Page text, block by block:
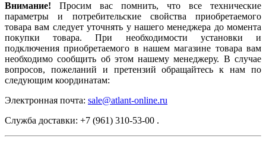
Внимание! Просим вас помнить, что все технические
параметры и потребительские свойства приобретаемого
товара вам следует уточнять у нашего менеджера до момента
покупки товара. При необходимости установки и
подключения приобретаемого в нашем магазине товара вам
необходимо сообщить об этом нашему менеджеру. В случае
вопросов, пожеланий и претензий обращайтесь к нам по
следующим координатам:
Электронная почта: sale@atlant-online.ru
Служба доставки: +7 (961) 310-53-00 .